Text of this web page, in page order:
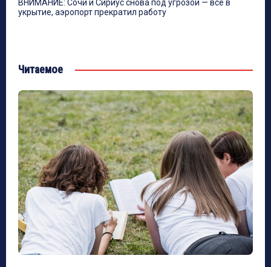
ВНИМАНИЕ: Сочи и Сириус снова под угрозой — все в
укрытие, аэропорт прекратил работу
Читаемое